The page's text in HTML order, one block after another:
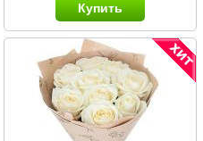
Купить